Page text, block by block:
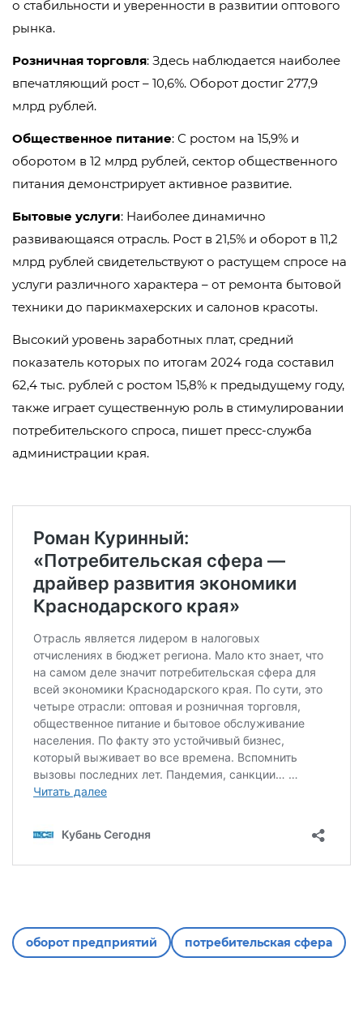
о стабильности и уверенности в развитии оптового
рынка.
Розничная торговля: Здесь наблюдается наиболее
впечатляющий рост – 10,6%. Оборот достиг 277,9
млрд рублей.
Общественное питание: С ростом на 15,9% и
оборотом в 12 млрд рублей, сектор общественного
питания демонстрирует активное развитие.
Бытовые услуги: Наиболее динамично
развивающаяся отрасль. Рост в 21,5% и оборот в 11,2
млрд рублей свидетельствуют о растущем спросе на
услуги различного характера – от ремонта бытовой
техники до парикмахерских и салонов красоты.
Высокий уровень заработных плат, средний
показатель которых по итогам 2024 года составил
62,4 тыс. рублей с ростом 15,8% к предыдущему году,
также играет существенную роль в стимулировании
потребительского спроса, пишет пресс-служба
администрации края.
оборот предприятий потребительская сфера